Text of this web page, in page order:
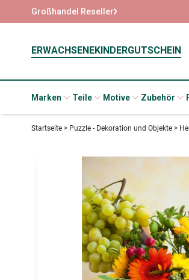
Großhandel Reseller
ERWACHSENEKINDERGUTSCHEIN
Marken Teile Motive Zubehör
Startseite > Puzzle - Dekoration und Objekte >